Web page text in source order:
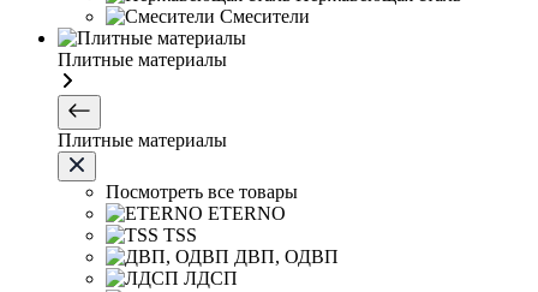
Смесители
Плитные материалы
Плитные материалы
Посмотреть все товары
ETERNO
TSS
ДВП, ОДВП
ЛДСП